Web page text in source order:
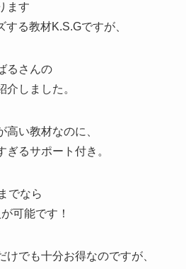
ます
る教材K.S.Gですが、
るさんの
介しました。
高い教材なのに、
るサポート付き。
でなら
可能です！
けでも十分お得なのですが、